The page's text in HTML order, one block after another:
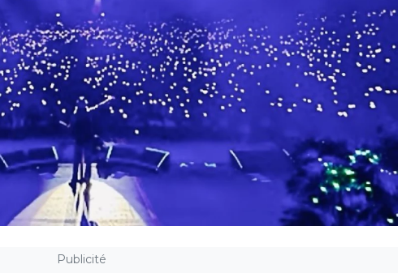
Publicité